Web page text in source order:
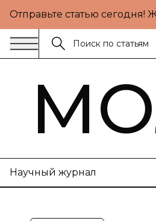
Отправьте статью сегодня!
Научный журнал